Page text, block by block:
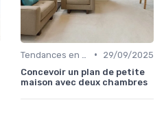
•
29/09/2025
Concevoir un plan de petite
maison avec deux chambres